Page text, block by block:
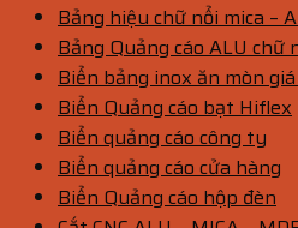
Bảng hiệu chữ nổi mica –
Bảng Quảng cáo ALU chữ
Biển bảng inox ăn mòn
Biển Quảng cáo bạt Hiflex
Biển quảng cáo công ty
Biển quảng cáo cửa hàng
Biển Quảng cáo hộp đèn